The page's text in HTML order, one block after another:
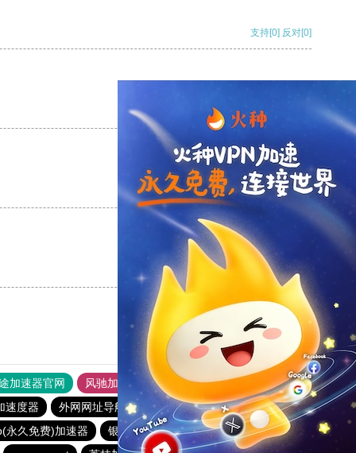
支持[0] 反对[0]
支持
支持[0] 反对[0]
支持[0] 反对[0]
加速器官网 风驰加速器
旋风加速器
速度器
外网网址导航 软件中心
anyconnect
永久免费)加速器
银河加速器
白鲸加速器